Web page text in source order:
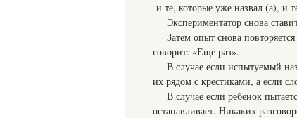
и те, которые уже назвал (а), и
Экспериментатор снова
Затем опыт снова
говорит: «Еще раз».
В случае если испытуемый
их рядом с крестиками, а если
В случае если ребенок
останавливает. Никаких